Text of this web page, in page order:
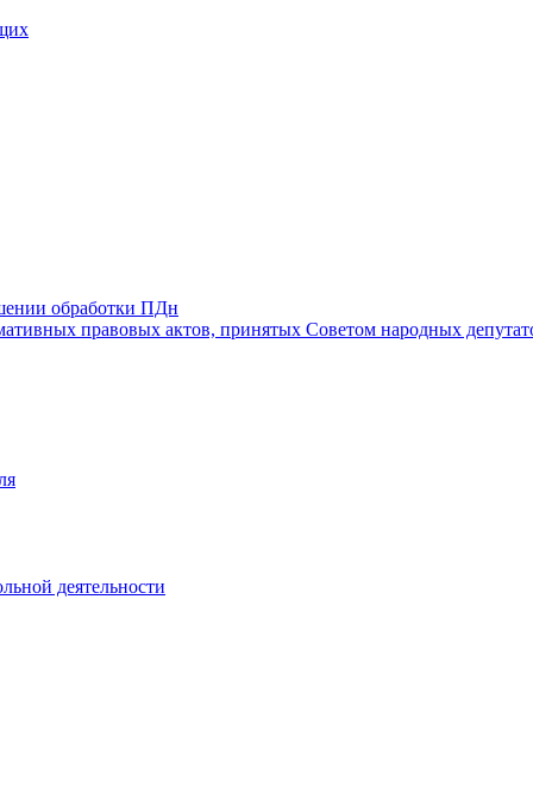
обработки ПДн
правовых актов, принятых Советом народных
деятельности